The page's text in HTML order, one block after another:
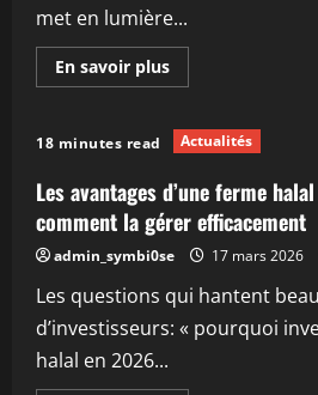
met en lumière...
En savoir plusEn
savoir
Découvrir
les
fermes
en
Île-
de-
France
en
2026
18 minutes read Actualités
Les avantages d’une ferme
comment la gérer efficacement
admin_symbi0se 17 mars 2026
Les questions qui hantent
d’investisseurs: « pourquoi
halal en 2026...